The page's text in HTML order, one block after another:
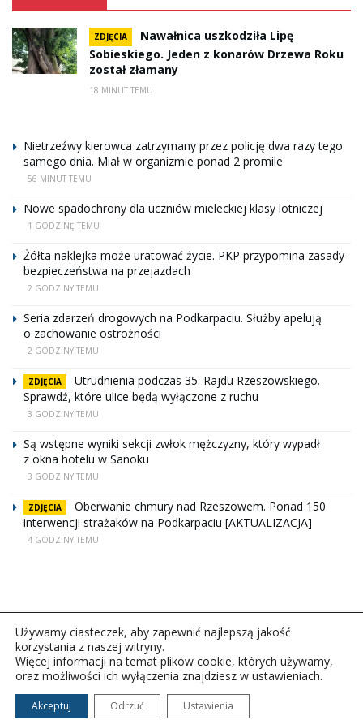
ZDJĘCIA
Nawałnica uszkodziła Lipę
Sobieskiego. Jeden z konarów Drzewa Roku
został złamany
18 MINUT TEMU
Nietrzeźwy kierowca zatrzymany przez policję dwa razy tego
samego dnia. Miał w organizmie ponad 2 promile
56 MINUT TEMU
Nowe spadochrony dla uczniów mieleckiej klasy lotniczej
1 GODZINĘ TEMU
Żółta naklejka może uratować życie. PKP przypomina zasady
bezpieczeństwa na przejazdach
2 GODZINY TEMU
Seria zdarzeń drogowych na Podkarpaciu. Służby apelują
o zachowanie ostrożności
2 GODZINY TEMU
ZDJĘCIA
Utrudnienia podczas 35. Rajdu Rzeszowskiego.
Sprawdź, które ulice będą wyłączone z ruchu
3 GODZINY TEMU
Są wstępne wyniki sekcji zwłok mężczyzny, który wypadł
z okna hotelu w Sanoku
3 GODZINY TEMU
ZDJĘCIA
Oberwanie chmury nad Rzeszowem. Ponad 150
interwencji strażaków na Podkarpaciu [AKTUALIZACJA]
4 GODZINY TEMU
Copyright © 2026Polskie Radio Rzeszów S.A. w likwidacj.
Wszelkie prawa zastrzeżone.
Używamy ciasteczek, aby zapewnić najlepszą jakość
korzystania z naszej witryny.
Więcej informacji na temat plików cookie, których używamy,
oraz możliwości ich wyłączenia znajdziesz w ustawieniach.
Akceptuj Odrzuć Ustawienia